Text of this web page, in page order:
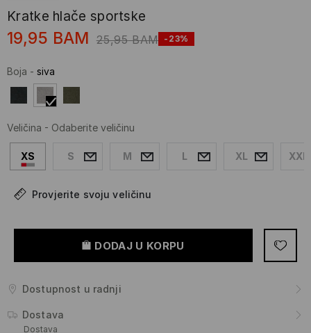
Kratke hlače sportske
19,95 BAM 25,95 BAM -23%
Boja - siva
Veličina - Odaberite veličinu
XS S M L XL XXL
Provjerite svoju veličinu
DODAJ U KORPU
Dostupnost u radnji
Dostava
Dostava